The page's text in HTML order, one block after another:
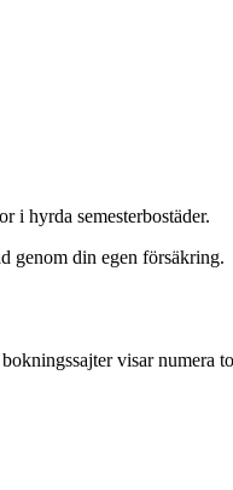
i hyrda semesterbostäder.
genom din egen försäkring.
visar numera